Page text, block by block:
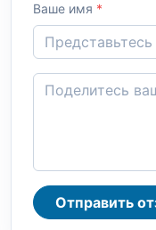
Ваше имя *